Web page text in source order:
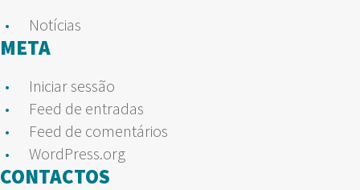
Notícias
META
Iniciar sessão
Feed de entradas
Feed de comentários
WordPress.org
CONTACTOS